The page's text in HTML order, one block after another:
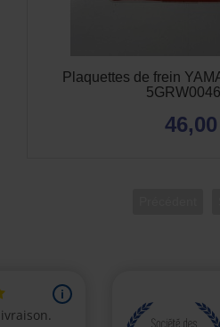
Plaquettes de frein